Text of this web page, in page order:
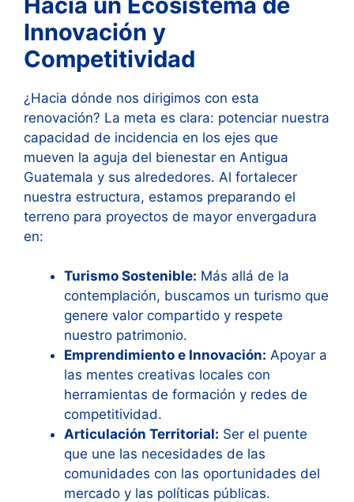
Innovación y
Competitividad
¿Hacia dónde nos dirigimos con esta
renovación? La meta es clara: potenciar nuestra
capacidad de incidencia en los ejes que
mueven la aguja del bienestar en Antigua
Guatemala y sus alrededores. Al fortalecer
nuestra estructura, estamos preparando el
terreno para proyectos de mayor envergadura
en:
Turismo Sostenible: Más allá de la
contemplación, buscamos un turismo que
genere valor compartido y respete
nuestro patrimonio.
Emprendimiento e Innovación: Apoyar a
las mentes creativas locales con
herramientas de formación y redes de
competitividad.
Articulación Territorial: Ser el puente
que une las necesidades de las
comunidades con las oportunidades del
mercado y las políticas públicas.